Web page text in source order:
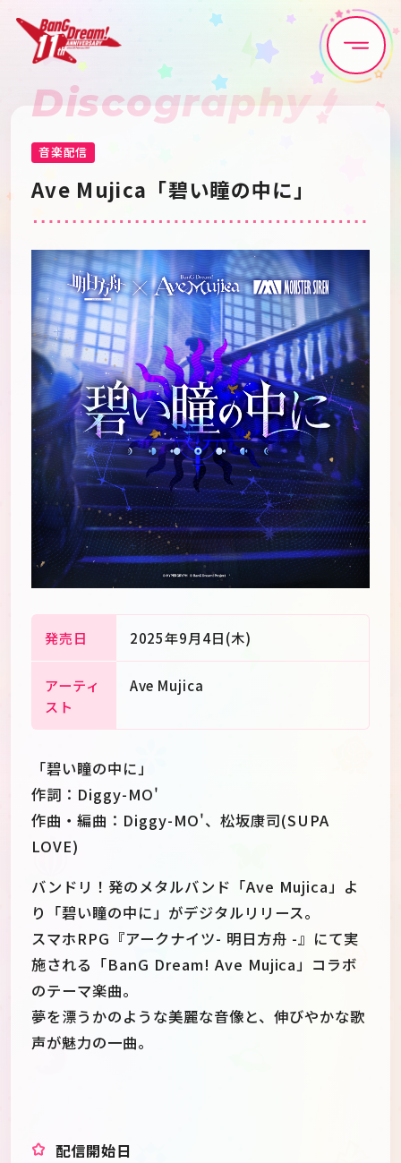
Home News
Live•Event
Game Media
Schedule About
Goods
Discography
音楽配信
Ave Mujica「碧い瞳の中に」
発売日 2025年9月4日(木)
アーティ
スト
Ave Mujica
「碧い瞳の中に」
作詞：Diggy-MO'
作曲・編曲：Diggy-MO'、松坂康司(SUPA
LOVE)
バンドリ！発のメタルバンド「Ave Mujica」よ
り「碧い瞳の中に」がデジタルリリース。
スマホRPG『アークナイツ- 明日方舟 -』にて実
施される「BanG Dream! Ave Mujica」コラボ
のテーマ楽曲。
夢を漂うかのような美麗な音像と、伸びやかな歌
声が魅力の一曲。
配信開始日